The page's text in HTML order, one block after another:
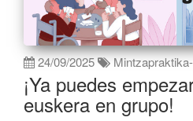
24/09/2025
¡Ya puedes
euskera en grupo!